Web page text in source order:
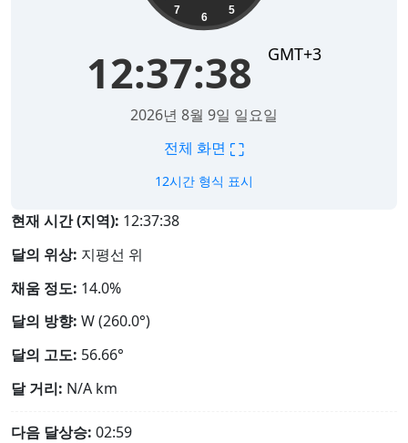
5
6
7
12:37:39 GMT+3
2026년 8월 9일 일요일
전체 화면 ⛶
12시간 형식 표시
현재 시간 (지역): 12:37:39
달의 위상: 지평선 위
채움 정도: 14.0%
달의 방향: W (260.0°)
달의 고도: 56.66°
달 거리: N/A km
다음 달상승: 02:59